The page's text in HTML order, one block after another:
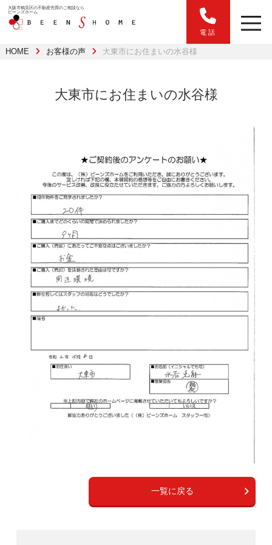
大阪市鶴見区の不動産売買のご相談なら
ビーンズホーム
電話
HOME お客様の声 大東市にお住まいの水谷様
大東市にお住まいの水谷様
一覧に戻る